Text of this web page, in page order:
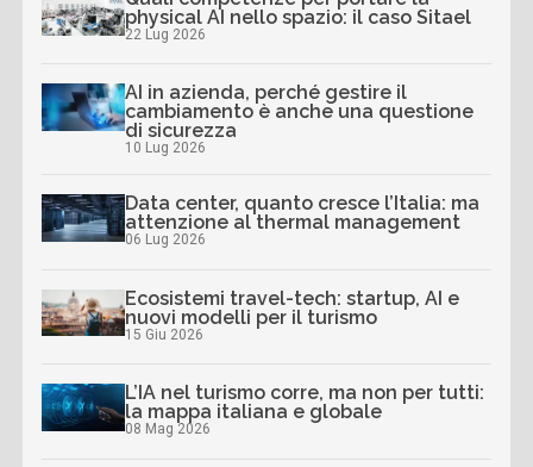
physical AI nello spazio: il caso Sitael
22 Lug 2026
AI in azienda, perché gestire il
cambiamento è anche una questione
di sicurezza
10 Lug 2026
Data center, quanto cresce l’Italia: ma
attenzione al thermal management
06 Lug 2026
Ecosistemi travel-tech: startup, AI e
nuovi modelli per il turismo
15 Giu 2026
L’IA nel turismo corre, ma non per tutti:
la mappa italiana e globale
08 Mag 2026